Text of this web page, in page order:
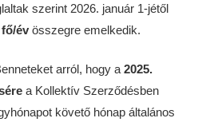
szerint 2026. január 1-jétől
fő/év összegre emelkedik.
arról, hogy a 2025.
a Kollektív Szerződésben
követő hónap általános